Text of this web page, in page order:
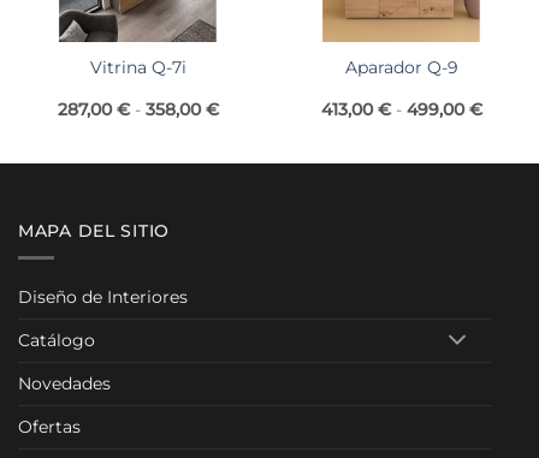
Vitrina Q-7i
287,00€ - 358,00€Rango
Aparador Q-9
413,00€ - 499,00€Rango
€
MAPA DEL SITIO
Diseño de Interiores
Catálogo
Novedades
Ofertas